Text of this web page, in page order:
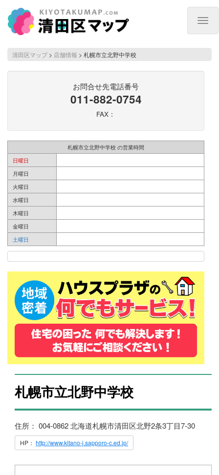
清田区マップ > 店舗情報 > 札幌市立北野中学校
お問合せ先電話番号
011-882-0754
FAX：
札幌市立北野中学校 の営業時間
日曜日
月曜日
火曜日
水曜日
木曜日
金曜日
土曜日
札幌市立北野中学校
住所： 004-0862 北海道札幌市清田区北野2条3丁目7-30
HP： http://www.kitano-j.sapporo-c.ed.jp/